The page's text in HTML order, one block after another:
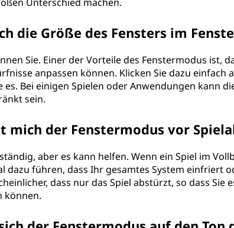
die Größe des Fensters im
Sie. Einer der Vorteile des Fenstermodus ist,
anpassen können. Klicken Sie dazu einfach
es. Bei einigen Spielen oder Anwendungen kann
sein.
mich der Fenstermodus vor
aber es kann helfen. Wenn ein Spiel im
dazu führen, dass Ihr gesamtes System einfriert
dass nur das Spiel abstürzt, so dass Sie
können.